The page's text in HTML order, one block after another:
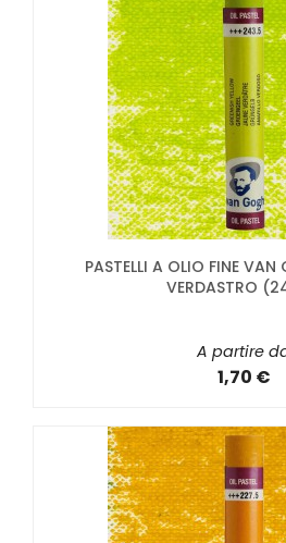
PASTELLI A OLIO FINE
VERDASTRO
A partire
1,70 €